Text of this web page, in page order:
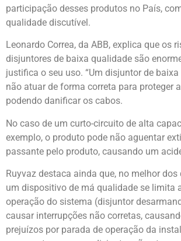
participação desses produtos no País,
qualidade discutível.
Leonardo Correa, da ABB, explica que os
disjuntores de baixa qualidade são
justifica o seu uso. “Um disjuntor de
não atuar de forma correta para proteger
podendo danificar os cabos.
No caso de um curto-circuito de alta
exemplo, o produto pode não aguentar
passante pelo produto, causando um
Ruyvaz destaca ainda que, no melhor dos
um dispositivo de má qualidade se limita
operação do sistema (disjuntor
causar interrupções não corretas,
prejuízos por parada de operação da